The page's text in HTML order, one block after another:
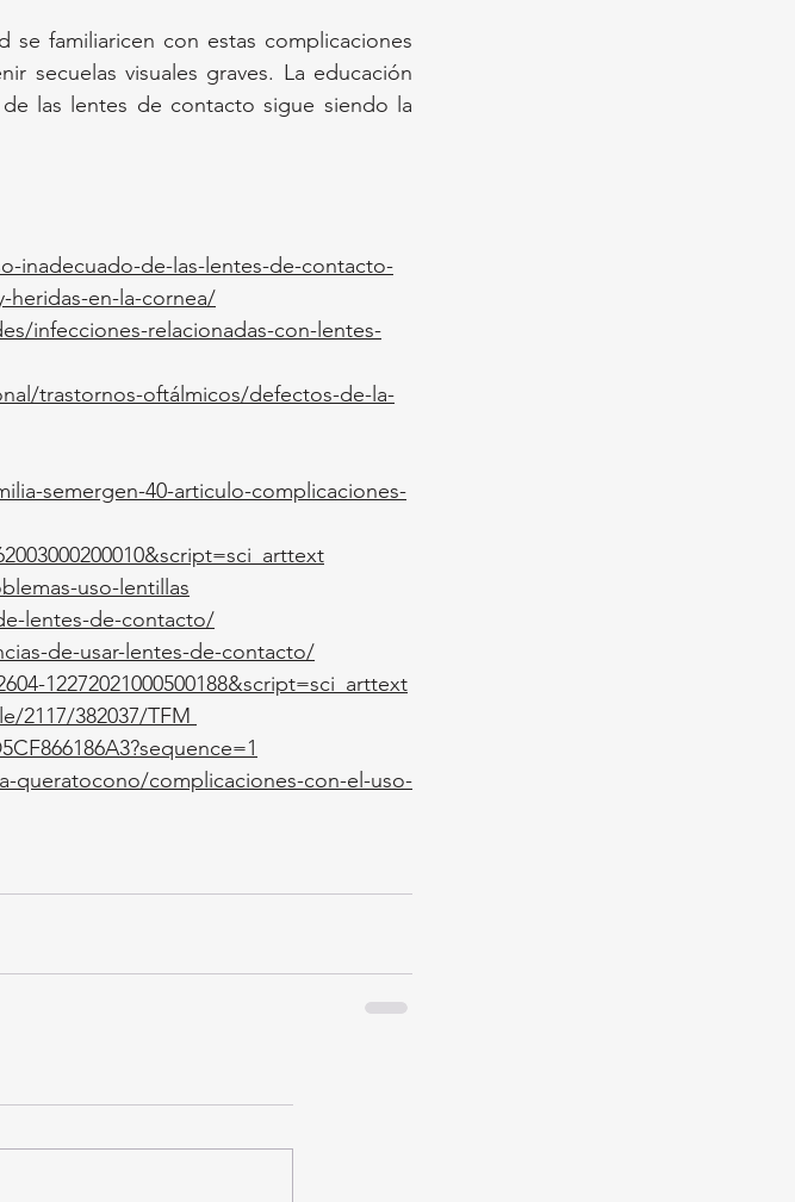
se familiaricen con estas complicaciones
secuelas visuales graves. La educación
las lentes de contacto sigue siendo la
inadecuado-de-las-lentes-de-contacto-
heridas-en-la-cornea/
infecciones-relacionadas-con-lentes-
trastornos-oftálmicos/defectos-de-la-
semergen-40-articulo-complicaciones-
uso-lentillas
lentes-de-contacto/
de-usar-lentes-de-contacto/
12272021000500188&script=sci_arttext
2117/382037/TFM
queratocono/complicaciones-con-el-uso-